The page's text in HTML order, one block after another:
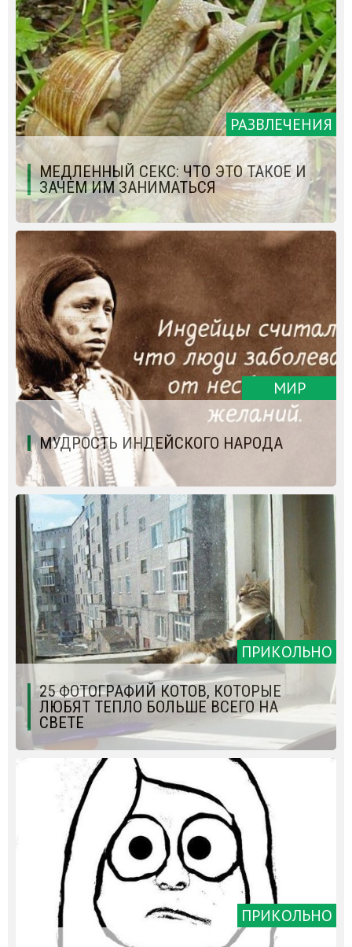
РАЗВЛЕЧЕНИЯ
МЕДЛЕННЫЙ СЕКС: ЧТО ЭТО ТАКОЕ И
ЗАЧЕМ ИМ ЗАНИМАТЬСЯ
МИР
МУДРОСТЬ ИНДЕЙСКОГО НАРОДА
ПРИКОЛЬНО
25 ФОТОГРАФИЙ КОТОВ, КОТОРЫЕ
ЛЮБЯТ ТЕПЛО БОЛЬШЕ ВСЕГО НА
СВЕТЕ
ПРИКОЛЬНО